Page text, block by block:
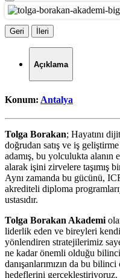
Geri İleri
Açıklama
Konum: Antalya
Tolga Borakan; Hayatını
doğrudan satış ve iş
adamış, bu yolculukta
alarak işini zirvelere taşımış
Aynı zamanda bu gücünü,
akrediteli diploma
ustasıdır.
Tolga Borakan Akademi
liderlik eden ve bireyleri
yönlendiren stratejilerimiz
ne kadar önemli olduğu
danışanlarımızın da bu
hedeflerini gerçekleştiriyoruz.